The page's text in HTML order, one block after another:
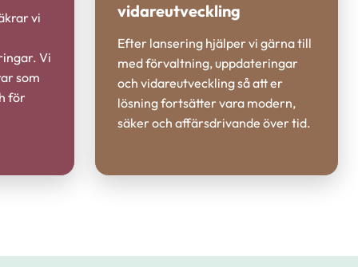
vi
Vi
som
för
vidareutveckling
Efter lansering hjälper vi gärna till
med förvaltning, uppdateringar
och vidareutveckling så att er
lösning fortsätter vara modern,
säker och affärsdrivande över tid.